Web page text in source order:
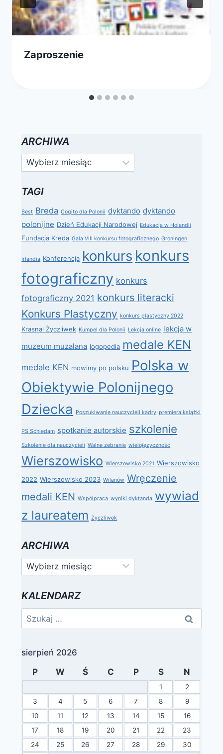
Zaproszenie
ARCHIWA
Archiwa
TAGI
Best Breda Cogito dla Polonii dyktando dyktando
polonijne Dzień Edukacji Narodowej Edukacja w Holandii
Fundacja Kreda Gala VIII konkursu fotograficznego Groningen
Irlandia Konferencja konkurs konkurs
fotograficzny konkurs
fotograficzny 2021 konkurs literacki
Konkurs Plastyczny konkurs plastyczny 2022
Krasnal Życzliwek Kumpel dla Polonii Lekcja online lekcja w
muzeum muzalana logopedia medale KEN
medale KEN mowimy po polsku Polska w
Obiektywie Polonijnego
Dziecka
Poszukiwanie nauczycieli kadry premiera książki
PS Schiedam spotkanie autorskie szkolenie
Szkolenie dla nauczycieli Walne zebranie wielojęzyczność
Wierszowisko Wierszowisko 2021 Wierszowisko
2022 Wierszowisko 2023 Wilanów Wręczenie
medali KEN Współpraca wyniki dyktanda wywiad
z laureatem Życzliwek
ARCHIWA
Archiwa
KALENDARZ
Szukaj:
sierpień 2026
P
W Ś C P S N
1
2
3
4 5 6 7 8
9
10
11 12 13 14 15
16
17
18 19 20 21 22
23
24
25 26 27 28 29
30